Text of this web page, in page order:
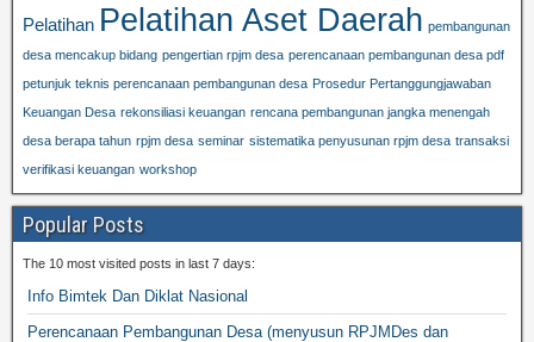
Pelatihan Pelatihan Aset Daerah pembangunan
desa mencakup bidang pengertian rpjm desa perencanaan pembangunan desa pdf
petunjuk teknis perencanaan pembangunan desa Prosedur Pertanggungjawaban
Keuangan Desa rekonsiliasi keuangan rencana pembangunan jangka menengah
desa berapa tahun rpjm desa seminar sistematika penyusunan rpjm desa transaksi
verifikasi keuangan workshop
Popular Posts
The 10 most visited posts in last 7 days:
Info Bimtek Dan Diklat Nasional
Perencanaan Pembangunan Desa (menyusun RPJMDes dan